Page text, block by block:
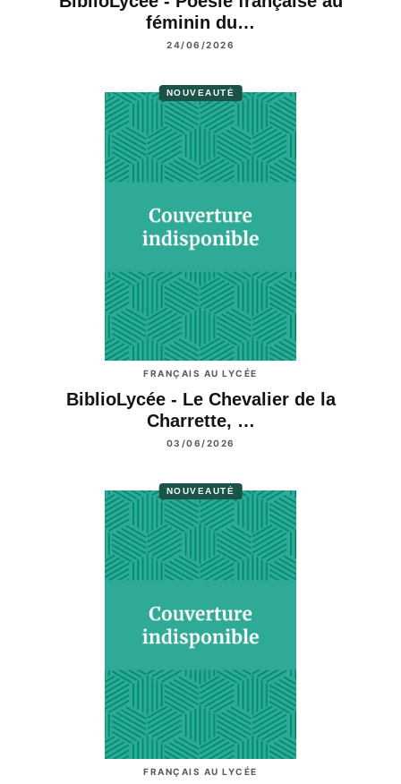
féminin du…
24/06/2026
NOUVEAUTÉ
FRANÇAIS AU LYCÉE
BiblioLycée - Le Chevalier de la
Charrette, …
03/06/2026
NOUVEAUTÉ
FRANÇAIS AU LYCÉE